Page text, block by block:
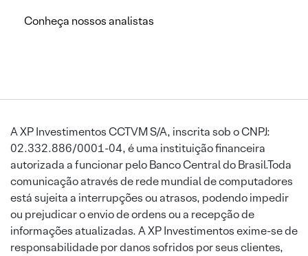
Conheça nossos analistas
A XP Investimentos CCTVM S/A, inscrita sob o CNPJ:
02.332.886/0001-04, é uma instituição financeira
autorizada a funcionar pelo Banco Central do Brasil.Toda
comunicação através de rede mundial de computadores
está sujeita a interrupções ou atrasos, podendo impedir
ou prejudicar o envio de ordens ou a recepção de
informações atualizadas. A XP Investimentos exime-se de
responsabilidade por danos sofridos por seus clientes,